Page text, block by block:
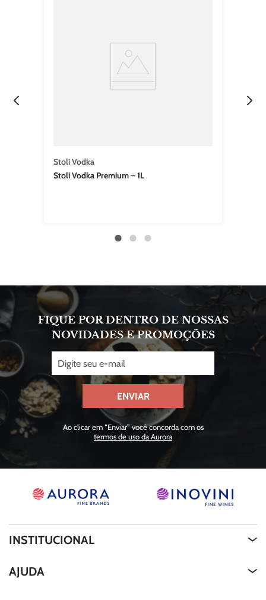
Stoli Vodka
Stoli Vodka Premium – 1L
FIQUE POR DENTRO DE NOSSAS
NOVIDADES E PROMOÇÕES
ENVIAR
Ao clicar em “Enviar” você concorda com os
termos de uso da Aurora
INSTITUCIONAL
Quem Somos
AJUDA